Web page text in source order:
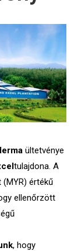
ültetvénye
tulajdona. A
értékű
ellenőrzött
, hogy